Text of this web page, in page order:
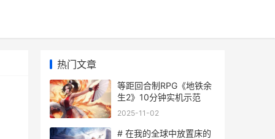
热门文章
等距回合制RPG《地铁余
生2》10分钟实机示范
2025-11-02
# 在我的全球中放置床的